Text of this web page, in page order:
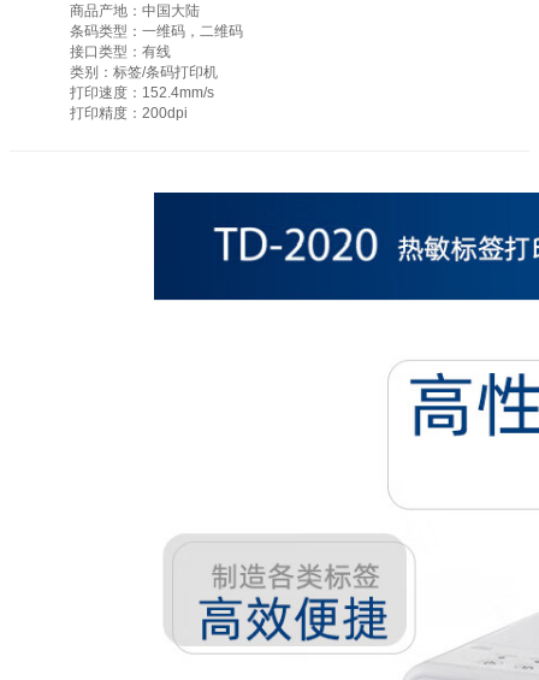
商品产地：中国大陆
条码类型：一维码，二维码
接口类型：有线
类别：标签/条码打印机
打印速度：152.4mm/s
打印精度：200dpi